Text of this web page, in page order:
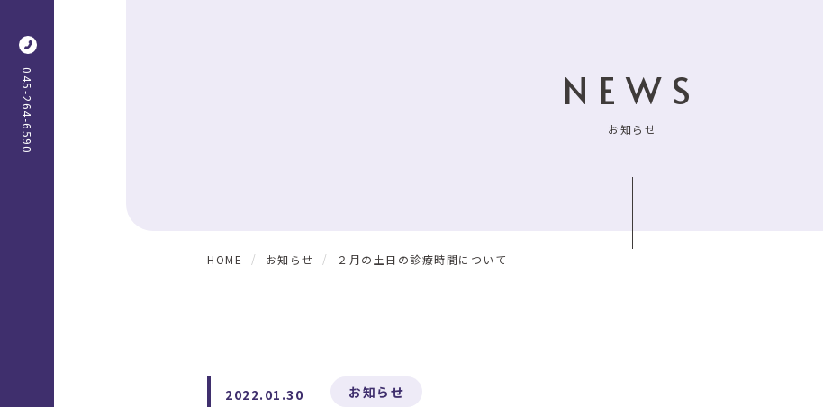
045-264-6590 NEWS
お知らせ
HOME お知らせ ２月の土日の診療時間について
2022.01.30 お知らせ